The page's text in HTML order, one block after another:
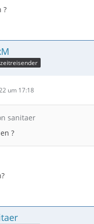
?
um 17:18
sanitaer
?